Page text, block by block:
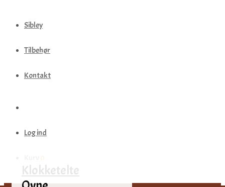
Sibley
Tilbehør
Kontakt
Log ind
Klokketelte